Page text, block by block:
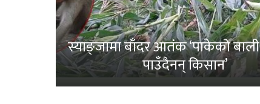
स्याङ्जामा बाँदर आतंक ‘पाकेको बाली
पाउँदैनन् किसान’